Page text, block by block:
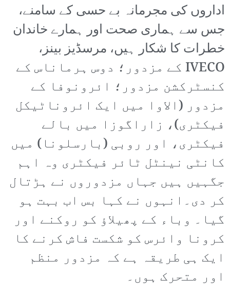
اداروں کی مجرمانہ بے حسی کے سامنے،
جس سے ہماری صحت اور ہمارے خاندان
خطرات کا شکار ہیں، مرسڈیز بینز،
IVECO کے مزدور؛ دوس ہرماناس کے
کنسٹرکشن مزدور؛ ائرونوفا کے
مزدور (الاوا میں ایک ائروناٹیکل
فیکٹری)، زاراگوزا میں بالے
فیکٹری، اور روبی (بارسلونا) میں
کانٹی نینٹل ٹائر فیکٹری وہ اہم
جگہیں ہیں جہاں مزدوروں نے ہڑتال
کر دی۔انہوں نے کہا بس اب بہت ہو
گیا۔ وباء کے پھیلاؤ کو روکنے اور
کرونا وائرس کو شکست فاش کرنے کا
ایک ہی طریقہ ہے کہ مزدور منظم
اور متحرک ہوں۔